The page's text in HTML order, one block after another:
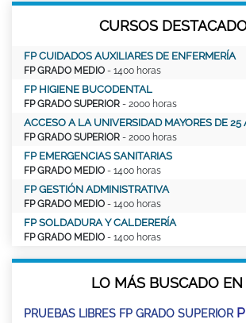
CURSOS
FP CUIDADOS AUXILIARES DE ENFERMERÍA
FP GRADO MEDIO - 1400 horas
FP HIGIENE BUCODENTAL
FP GRADO SUPERIOR - 2000 horas
ACCESO A LA UNIVERSIDAD MAYORES DE 25
FP GRADO SUPERIOR - 2000 horas
FP EMERGENCIAS SANITARIAS
FP GRADO MEDIO - 1400 horas
FP GESTIÓN ADMINISTRATIVA
FP GRADO MEDIO - 1400 horas
FP SOLDADURA Y CALDERERÍA
FP GRADO MEDIO - 1400 horas
LO MÁS BUSCADO EN
PRUEBAS LIBRES FP GRADO SUPERIOR